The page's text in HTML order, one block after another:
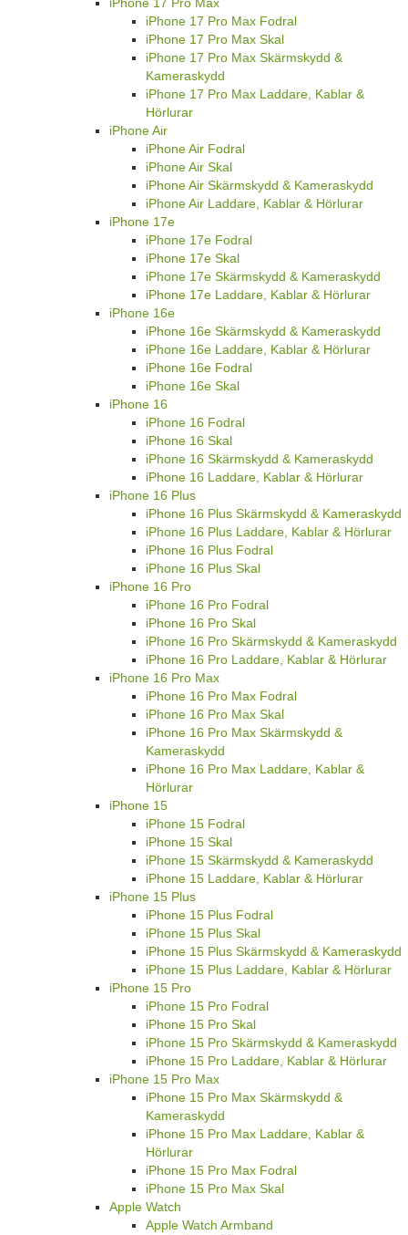
iPhone 17 Pro Max
iPhone 17 Pro Max Fodral
iPhone 17 Pro Max Skal
iPhone 17 Pro Max Skärmskydd &
Kameraskydd
iPhone 17 Pro Max Laddare, Kablar &
Hörlurar
iPhone Air
iPhone Air Fodral
iPhone Air Skal
iPhone Air Skärmskydd & Kameraskydd
iPhone Air Laddare, Kablar & Hörlurar
iPhone 17e
iPhone 17e Fodral
iPhone 17e Skal
iPhone 17e Skärmskydd & Kameraskydd
iPhone 17e Laddare, Kablar & Hörlurar
iPhone 16e
iPhone 16e Skärmskydd & Kameraskydd
iPhone 16e Laddare, Kablar & Hörlurar
iPhone 16e Fodral
iPhone 16e Skal
iPhone 16
iPhone 16 Fodral
iPhone 16 Skal
iPhone 16 Skärmskydd & Kameraskydd
iPhone 16 Laddare, Kablar & Hörlurar
iPhone 16 Plus
iPhone 16 Plus Skärmskydd & Kameraskydd
iPhone 16 Plus Laddare, Kablar & Hörlurar
iPhone 16 Plus Fodral
iPhone 16 Plus Skal
iPhone 16 Pro
iPhone 16 Pro Fodral
iPhone 16 Pro Skal
iPhone 16 Pro Skärmskydd & Kameraskydd
iPhone 16 Pro Laddare, Kablar & Hörlurar
iPhone 16 Pro Max
iPhone 16 Pro Max Fodral
iPhone 16 Pro Max Skal
iPhone 16 Pro Max Skärmskydd &
Kameraskydd
iPhone 16 Pro Max Laddare, Kablar &
Hörlurar
iPhone 15
iPhone 15 Fodral
iPhone 15 Skal
iPhone 15 Skärmskydd & Kameraskydd
iPhone 15 Laddare, Kablar & Hörlurar
iPhone 15 Plus
iPhone 15 Plus Fodral
iPhone 15 Plus Skal
iPhone 15 Plus Skärmskydd & Kameraskydd
iPhone 15 Plus Laddare, Kablar & Hörlurar
iPhone 15 Pro
iPhone 15 Pro Fodral
iPhone 15 Pro Skal
iPhone 15 Pro Skärmskydd & Kameraskydd
iPhone 15 Pro Laddare, Kablar & Hörlurar
iPhone 15 Pro Max
iPhone 15 Pro Max Skärmskydd &
Kameraskydd
iPhone 15 Pro Max Laddare, Kablar &
Hörlurar
iPhone 15 Pro Max Fodral
iPhone 15 Pro Max Skal
Apple Watch
Apple Watch Armband